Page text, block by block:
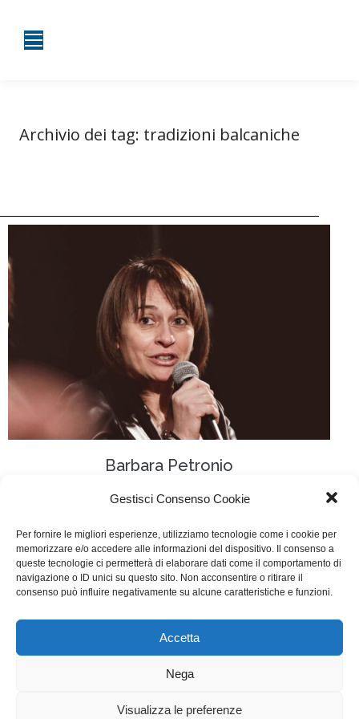
Gestisci Consenso Cookie
Per fornire le migliori esperienze, utilizziamo tecnologie come i cookie per
memorizzare e/o accedere alle informazioni del dispositivo. Il consenso a
queste tecnologie ci permetterà di elaborare dati come il comportamento di
navigazione o ID unici su questo sito. Non acconsentire o ritirare il
consenso può influire negativamente su alcune caratteristiche e funzioni.
Accetta
Nega
Visualizza le preferenze
Archivio dei tag: tradizioni balcaniche
Barbara Petronio
WGI si racconta DiSegreteria 26 Aprile 2022
scritto e pubblicato il suo primo romanzo “Neve
rossa” uscito per i tipi di HarperCollins Italia lo scorso
7 aprile.
+39 347 2461036
WGItalia